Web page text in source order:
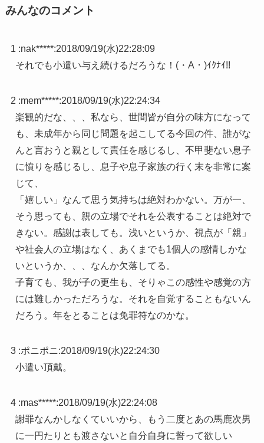
みんなのコメント
1 :nak*****:2018/09/19(水)22:28:09
それでも小遣い与え続けるだろうな！(・A・)ｲｸﾅｲ!!
2 :mem*****:2018/09/19(水)22:24:34
楽観的だな、、、私なら、世間皆が自分の味方になって
も、未成年から同じ問題を起こしてる今回の件、誰がな
んと言おうと親として責任を感じるし、不甲斐ない息子
に憤りを感じるし、息子や息子家族の行く末を非常に案
じて、
「嬉しい」なんて思う気持ちは絶対わかない。万が一、
そう思っても、親の立場でそれを公表することは絶対で
きない。感謝は表しても。浅いというか、視点が「親」
や社会人の立場はなく、あくまでも1個人の感情しかな
いというか、、、なんか欠落してる。
子育ても、我が子の更生も、そりゃこの感性や感覚の方
には難しかっただろうな。それを自覚することもないん
だろう。年をとることは免罪符なのかな。
3 :ポニポニ:2018/09/19(水)22:24:30
小遣い頂戴。
4 :mas*****:2018/09/19(水)22:24:08
謝罪なんかしなくていいから、もう二度とあの馬鹿次男
に一円たりとも渡さないと自分自身に誓って欲しい